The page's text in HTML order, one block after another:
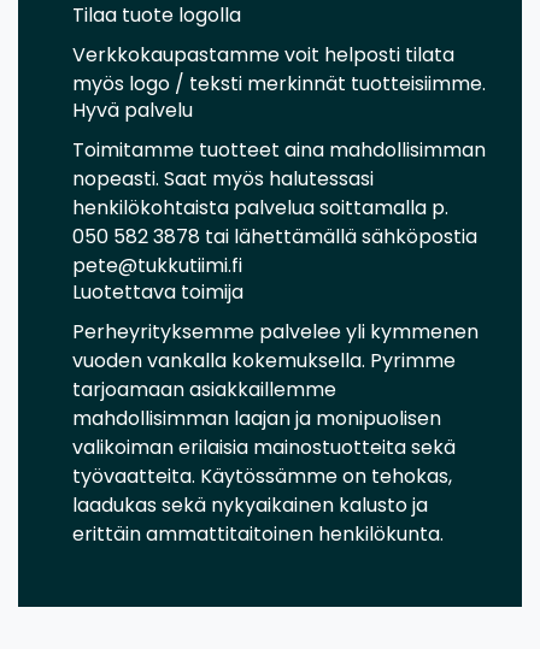
Tilaa tuote logolla
Verkkokaupastamme voit helposti tilata
myös logo / teksti merkinnät tuotteisiimme.
Hyvä palvelu
Toimitamme tuotteet aina mahdollisimman
nopeasti. Saat myös halutessasi
henkilökohtaista palvelua soittamalla p.
050 582 3878 tai lähettämällä sähköpostia
pete@tukkutiimi.fi
Luotettava toimija
Perheyrityksemme palvelee yli kymmenen
vuoden vankalla kokemuksella. Pyrimme
tarjoamaan asiakkaillemme
mahdollisimman laajan ja monipuolisen
valikoiman erilaisia mainostuotteita sekä
työvaatteita. Käytössämme on tehokas,
laadukas sekä nykyaikainen kalusto ja
erittäin ammattitaitoinen henkilökunta.